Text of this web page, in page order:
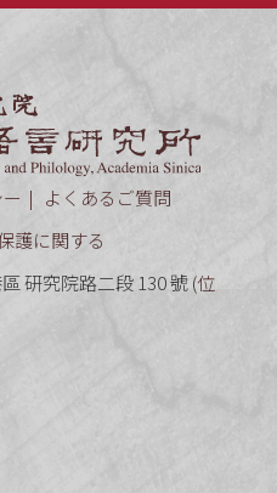
よくあるご質問
護に関する
研究院路二段 130 號 (位